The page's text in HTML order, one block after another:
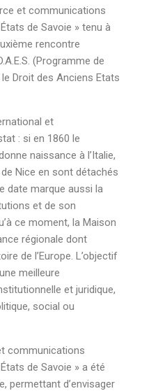
et communications
de Savoie » tenu à
rencontre
(Programme de
Droit des Anciens Etats
et
: si en 1860 le
naissance à l’Italie,
Nice en sont détachés
date marque aussi la
et de son
ce moment, la Maison
régionale dont
de l’Europe. L’objectif
meilleure
et juridique,
social ou
communications
de Savoie » a été
permettant d’envisager